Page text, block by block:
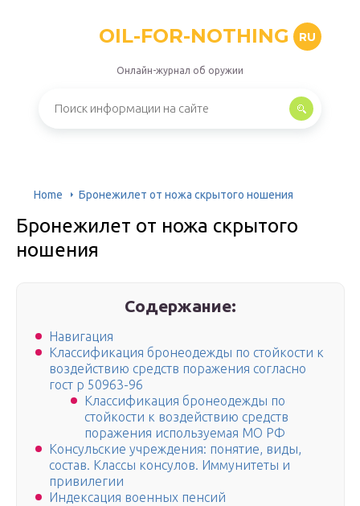
OIL-FOR-NOTHING RU
Онлайн-журнал об оружии
Home Бронежилет от ножа скрытого ношения
Бронежилет от ножа скрытого
ношения
Содержание:
Навигация
Классификация бронеодежды по стойкости к
воздействию средств поражения согласно
гост р 50963-96
Классификация бронеодежды по
стойкости к воздействию средств
поражения используемая МО РФ
Консульские учреждения: понятие, виды,
состав. Классы консулов. Иммунитеты и
привилегии
Индексация военных пенсий